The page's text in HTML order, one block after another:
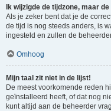
Ik wijzigde de tijdzone, maar
Als je zeker bent dat je de
de tijd is nog steeds anders, is
ingesteld en zullen de
Omhoog
Mijn taal zit niet in de lijst!
De meest voorkomende reden
geïnstalleerd heeft, of dat nog
kunt altijd aan de beheerder